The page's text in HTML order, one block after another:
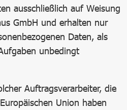
ausschließlich auf Weisung
GmbH und erhalten nur
Daten, als
unbedingt
Auftragsverarbeiter, die
Union haben